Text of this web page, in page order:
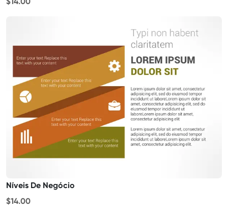
Níveis De Negócio
$14.00